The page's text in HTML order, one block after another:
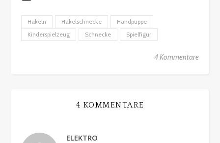
Häkeln Häkelschnecke
Handpuppe
Kinderspielzeug
Schnecke Spielfigur
4 Kommentare
4 KOMMENTARE
ELEKTRO